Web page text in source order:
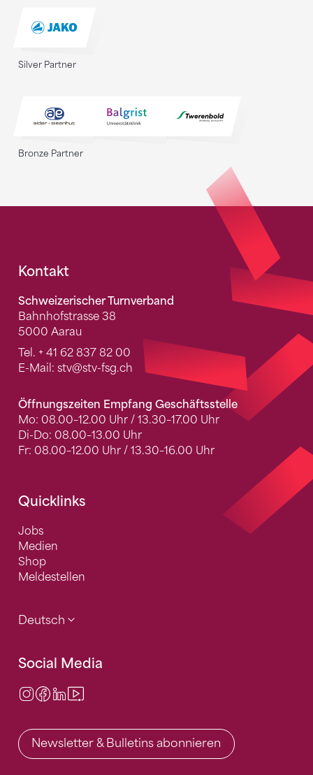
Silver Partner
Bronze Partner
Fusszeile
Kontakt
Schweizerischer Turnverband
Bahnhofstrasse 38
5000 Aarau
Tel. + 41 62 837 82 00
E-Mail: stv@stv-fsg.ch
Öffnungszeiten Empfang Geschäftsstelle
Mo: 08.00–12.00 Uhr / 13.30–17.00 Uhr
Di-Do: 08.00–13.00 Uhr
Fr: 08.00–12.00 Uhr / 13.30–16.00 Uhr
Quicklinks
Jobs
Medien
Shop
Meldestellen
Deutsch
Social Media
Instagram
Facebook
LinkedIn
Newsletter & Bulletins abonnieren